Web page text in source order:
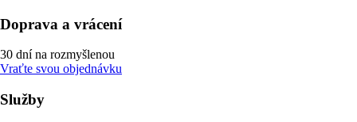
Doprava a vrácení
30 dní na rozmyšlenou
Vraťte svou objednávku
Služby